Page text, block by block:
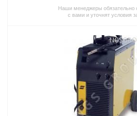
Наши менеджеры обязательно
с вами и уточнят условия